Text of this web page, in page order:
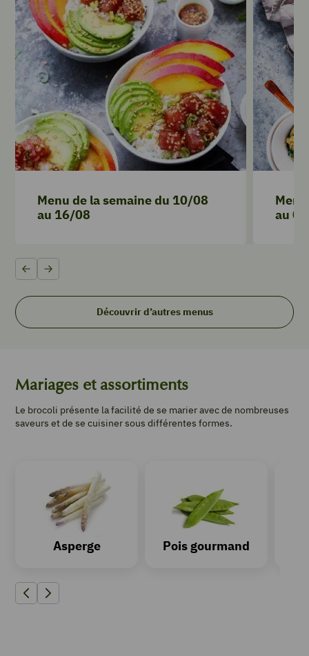
Menu de la semaine du 10/08
au 16/08
au
Précédent
Suivant
Découvrir d’autres menus
Mariages et assortiments
Le brocoli présente la facilité de se marier avec de nombreuses
saveurs et de se cuisiner sous différentes formes.
Asperge Pois gourmand
Précédent
Suivant